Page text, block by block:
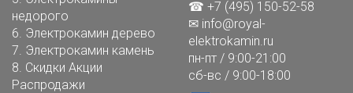
недорого
6. Электрокамин дерево
7. Электрокамин камень
8. Скидки Акции
Распродажи
☎ +7 (495) 150-52-58
✉ info@royal-
elektrokamin.ru
пн-пт / 9:00-21:00
сб-вс / 9:00-18:00